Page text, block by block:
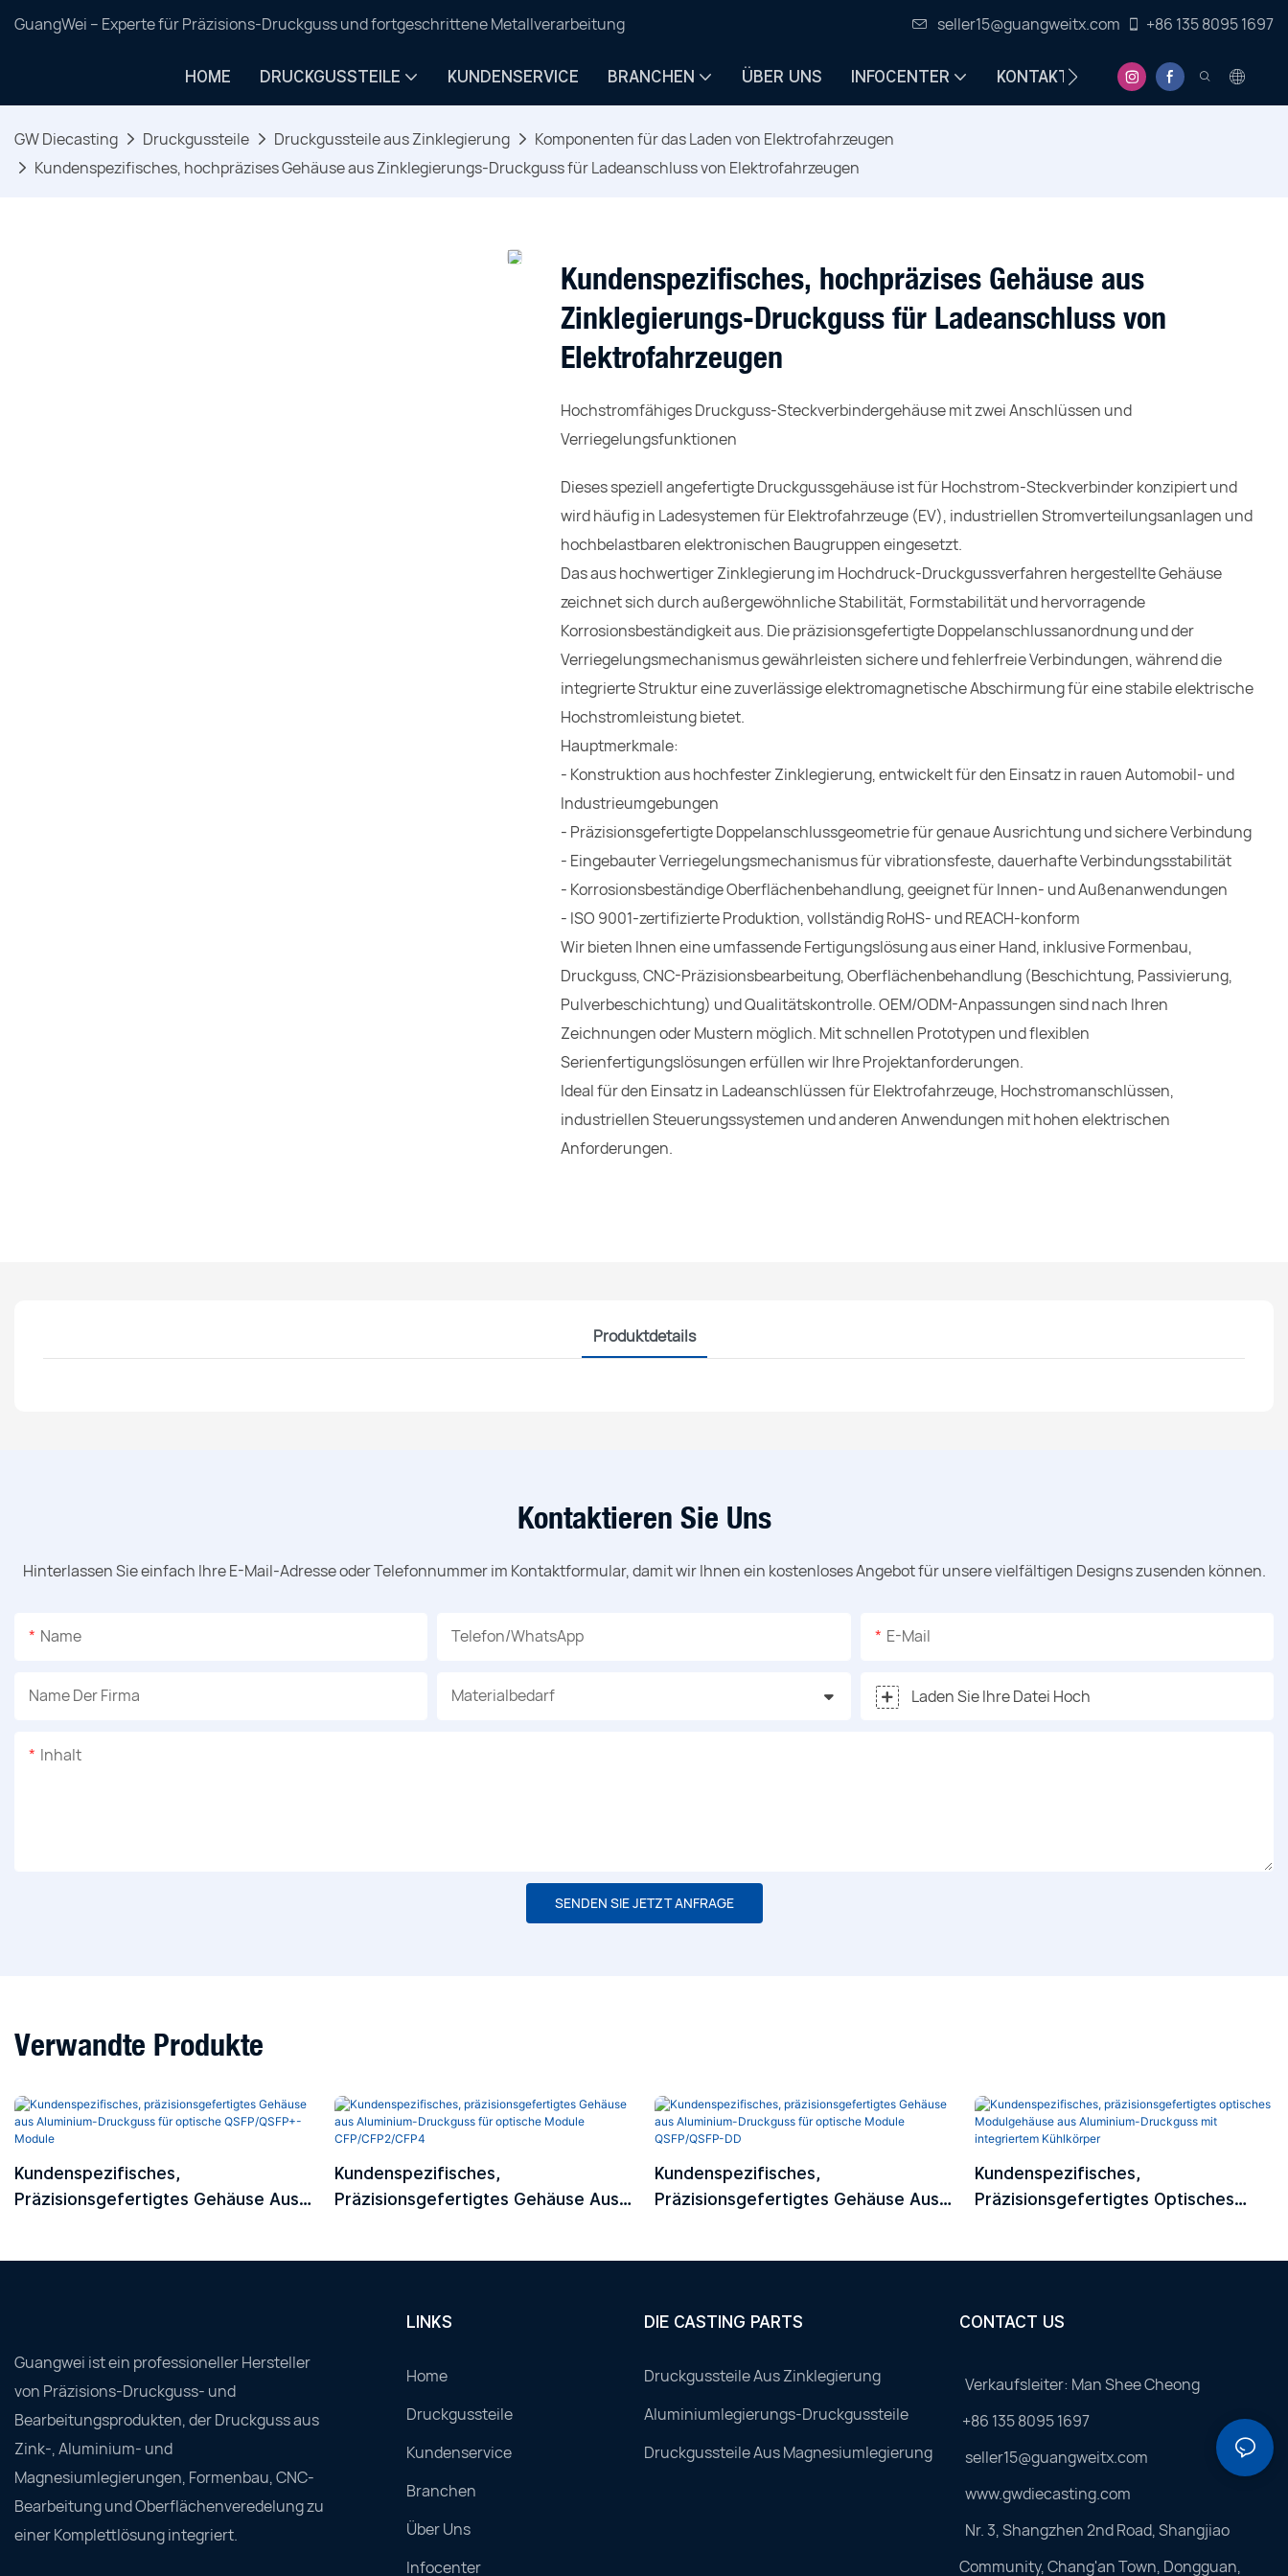
GuangWei – Experte für Präzisions-Druckguss und fortgeschrittene Metallverarbeitung seller15@guangweitx.com +86 135 8095 1697
HOME DRUCKGUSSTEILE KUNDENSERVICE BRANCHEN ÜBER UNS INFOCENTER KONTAKT
GW Diecasting Druckgussteile Druckgussteile aus Zinklegierung
Komponenten für das Laden von Elektrofahrzeugen
Kundenspezifisches, hochpräzises Gehäuse aus Zinklegierungs-Druckguss für Ladeanschluss von Elektrofahrzeugen
Kundenspezifisches, hochpräzises Gehäuse aus
Zinklegierungs-Druckguss für Ladeanschluss von
Elektrofahrzeugen
Hochstromfähiges Druckguss-Steckverbindergehäuse mit zwei Anschlüssen und
Verriegelungsfunktionen
Dieses speziell angefertigte Druckgussgehäuse ist für Hochstrom-Steckverbinder konzipiert und
wird häufig in Ladesystemen für Elektrofahrzeuge (EV), industriellen Stromverteilungsanlagen und
hochbelastbaren elektronischen Baugruppen eingesetzt.
Das aus hochwertiger Zinklegierung im Hochdruck-Druckgussverfahren hergestellte Gehäuse
zeichnet sich durch außergewöhnliche Stabilität, Formstabilität und hervorragende
Korrosionsbeständigkeit aus. Die präzisionsgefertigte Doppelanschlussanordnung und der
Verriegelungsmechanismus gewährleisten sichere und fehlerfreie Verbindungen, während die
integrierte Struktur eine zuverlässige elektromagnetische Abschirmung für eine stabile elektrische
Hochstromleistung bietet.
Hauptmerkmale:
- Konstruktion aus hochfester Zinklegierung, entwickelt für den Einsatz in rauen Automobil- und
Industrieumgebungen
- Präzisionsgefertigte Doppelanschlussgeometrie für genaue Ausrichtung und sichere Verbindung
- Eingebauter Verriegelungsmechanismus für vibrationsfeste, dauerhafte Verbindungsstabilität
- Korrosionsbeständige Oberflächenbehandlung, geeignet für Innen- und Außenanwendungen
- ISO 9001-zertifizierte Produktion, vollständig RoHS- und REACH-konform
Wir bieten Ihnen eine umfassende Fertigungslösung aus einer Hand, inklusive Formenbau,
Druckguss, CNC-Präzisionsbearbeitung, Oberflächenbehandlung (Beschichtung, Passivierung,
Pulverbeschichtung) und Qualitätskontrolle. OEM/ODM-Anpassungen sind nach Ihren
Zeichnungen oder Mustern möglich. Mit schnellen Prototypen und flexiblen
Serienfertigungslösungen erfüllen wir Ihre Projektanforderungen.
Ideal für den Einsatz in Ladeanschlüssen für Elektrofahrzeuge, Hochstromanschlüssen,
industriellen Steuerungssystemen und anderen Anwendungen mit hohen elektrischen
Anforderungen.
Produktdetails
Kontaktieren Sie Uns
Hinterlassen Sie einfach Ihre E-Mail-Adresse oder Telefonnummer im Kontaktformular, damit wir Ihnen ein kostenloses Angebot für unsere vielfältigen Designs zusenden können.
Name Telefon/WhatsApp E-Mail
Name Der Firma Materialbedarf Laden Sie Ihre Datei Hoch
Inhalt
SENDEN SIE JETZT ANFRAGE
Verwandte Produkte
Kundenspezifisches,
Präzisionsgefertigtes Gehäuse Aus
Kundenspezifisches,
Präzisionsgefertigtes Gehäuse Aus
Kundenspezifisches,
Präzisionsgefertigtes Gehäuse Aus
Kundenspezifisches,
Präzisionsgefertigtes Optisches
Guangwei ist ein professioneller Hersteller
von Präzisions-Druckguss- und
Bearbeitungsprodukten, der Druckguss aus
Zink-, Aluminium- und
Magnesiumlegierungen, Formenbau, CNC-
Bearbeitung und Oberflächenveredelung zu
einer Komplettlösung integriert.
LINKS
Home
Druckgussteile
Kundenservice
Branchen
Über Uns
Infocenter
DIE CASTING PARTS
Druckgussteile Aus Zinklegierung
Aluminiumlegierungs-Druckgussteile
Druckgussteile Aus Magnesiumlegierung
CONTACT US
Verkaufsleiter: Man Shee Cheong
+86 135 8095 1697
seller15@guangweitx.com
www.gwdiecasting.com
Nr. 3, Shangzhen 2nd Road, Shangjiao
Community, Chang'an Town, Dongguan,